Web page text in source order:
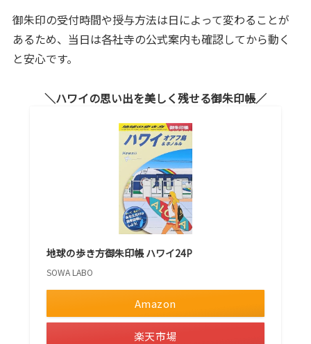
御朱印の受付時間や授与方法は日によって変わることが
あるため、当日は各社寺の公式案内も確認してから動く
と安心です。
ハワイの思い出を美しく残せる御朱印帳
地球の歩き方御朱印帳 ハワイ24P
SOWA LABO
Amazon
楽天市場